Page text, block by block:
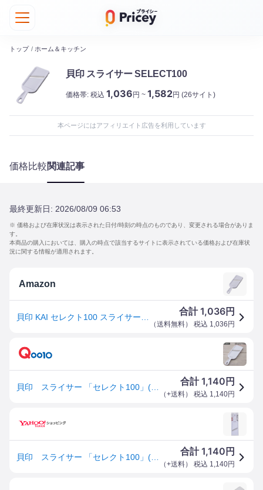
トップ / ホーム＆キッチン
貝印 スライサー SELECT100
価格帯: 税込 1,036 円 ~ 1,582円 (26サイト)
本ページにはアフィリエイト広告を利用しています
価格比較関連記事
最終更新日: 2026/08/09 06:53
※ 価格および在庫状況は表示された日付/時刻の時点のものであり、変更される場合がありま
す。
本商品の購入においては、購入の時点で該当するサイトに表示されている価格および在庫状
況に関する情報が適用されます。
Amazon
合計1,036円
（送料無料） 税込 1,036 円
合計1,140 円
（+送料） 税込 1,140円
合計1,140 円
（+送料） 税込 1,140円